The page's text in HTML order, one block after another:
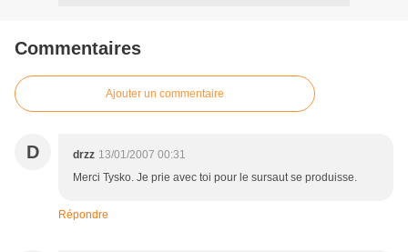
Commentaires
Ajouter un commentaire
D drzz 13/01/2007 00:31
Merci Tysko. Je prie avec toi pour le sursaut se produisse.
Répondre